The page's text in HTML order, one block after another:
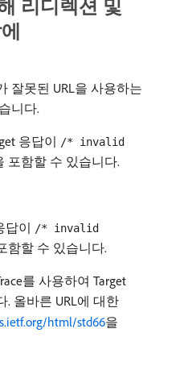
리디렉션 및
잘못된 URL을 사용하는
니다.
응답이 /* invalid
포함할 수 있습니다.
답이 /* invalid
함할 수 있습니다.
를 사용하여 Target
. 올바른 URL에 대한
html/std66을